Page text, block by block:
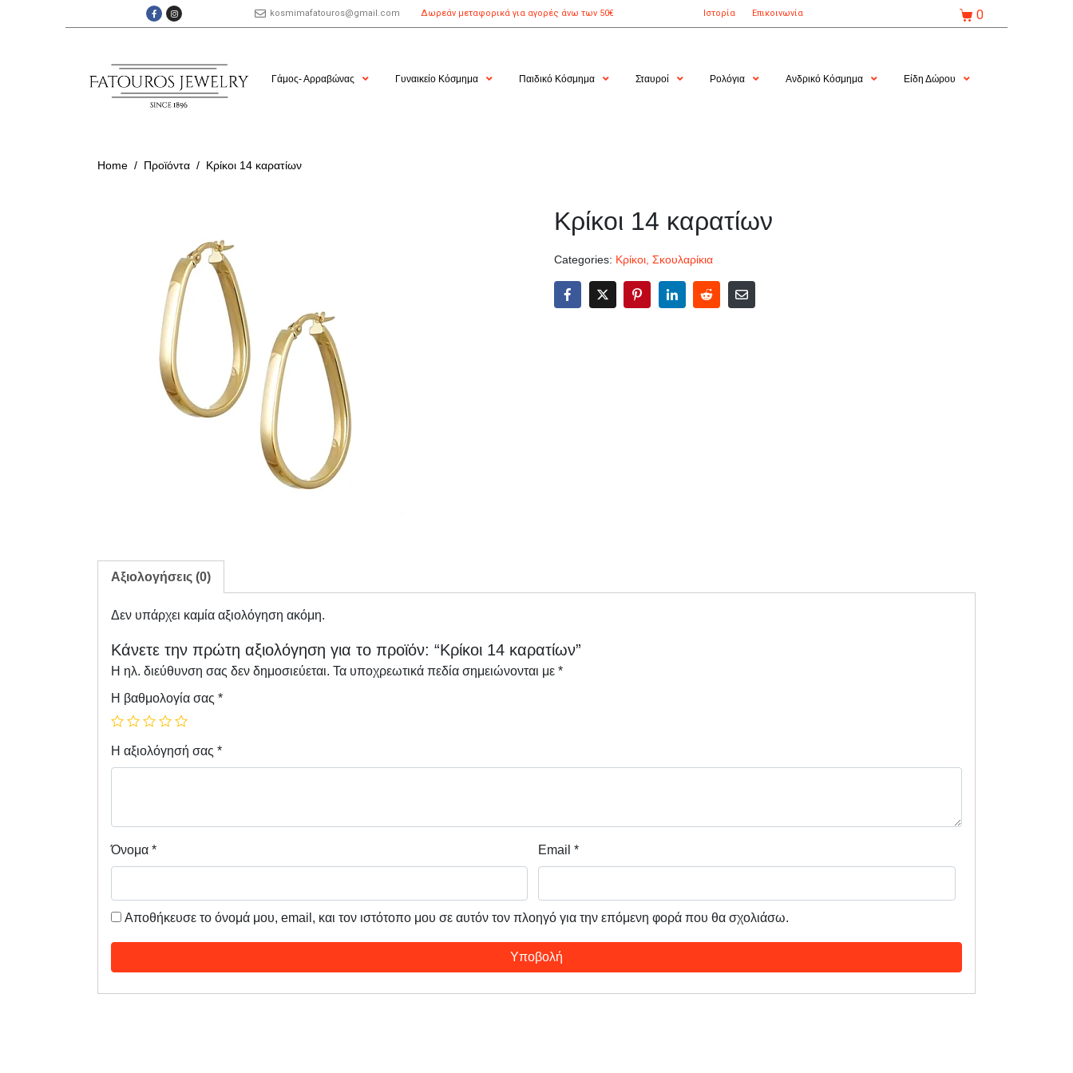
kosmimafatouros@gmail.com Δωρεάν μεταφορικά για αγορές άνω των 50€ Ιστορία Επικοινωνία 0
Γάμος- Αρραβώνας Γυναικείο Κόσμημα Παιδικό Κόσμημα Σταυροί Ρολόγια Ανδρικό Κόσμημα Είδη Δώρου
Home Προϊόντα Κρίκοι 14 καρατίων
Κρίκοι 14 καρατίων
Categories: Κρίκοι Σκουλαρίκια
Αξιολογήσεις (0)
Δεν υπάρχει καμία αξιολόγηση ακόμη.
Κάνετε την πρώτη αξιολόγηση για το προϊόν: “Κρίκοι 14 καρατίων”
Η ηλ. διεύθυνση σας δεν δημοσιεύεται. Τα υποχρεωτικά πεδία σημειώνονται με *
Η βαθμολογία σας *
Η αξιολόγησή σας *
Όνομα * Email*
Αποθήκευσε το όνομά μου, email, και τον ιστότοπο μου σε αυτόν τον πλοηγό για την επόμενη φορά που θα σχολιάσω.